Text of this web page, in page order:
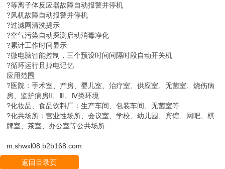
?等离子体反应器故障自动报警并停机
?风机故障自动报警并停机
?过滤网清洗提示
?空气污染自动探测启动消毒净化
?累计工作时间显示
?微电脑智能控制，三个预设时间间隔时段自动开关机
?循环运行且掉电记忆
应用范围
?医院：手术室、产房、婴儿室、治疗室、供应室、无菌室、烧伤病
房、监护病房Ⅱ、Ⅲ、Ⅳ类环境
?化妆品、食品饮料厂：生产车间、包装车间、无菌室等
?化共场所：营业性场所、会议室、学校、幼儿园、宾馆、网吧、棋
牌室、茶室、办公室等公共场所
m.shwxl08.b2b168.com
返回目录页